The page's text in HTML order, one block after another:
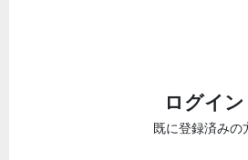
ログイン
既に登録済みの